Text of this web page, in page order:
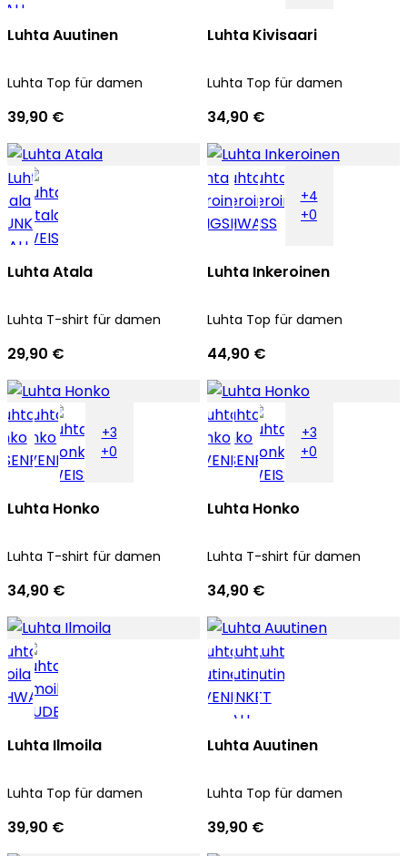
Luhta Auutinen
Luhta Top für damen
39,90 €
Luhta Kivisaari
Luhta Top für damen
34,90 €
Luhta Atala
Luhta T-shirt für damen
29,90 €
+4
+0
Luhta Inkeroinen
Luhta Top für damen
44,90 €
+3
+0
Luhta Honko
Luhta T-shirt für damen
34,90 €
+3
+0
Luhta Honko
Luhta T-shirt für damen
34,90 €
Luhta Ilmoila
Luhta Top für damen
39,90 €
Luhta Auutinen
Luhta Top für damen
39,90 €